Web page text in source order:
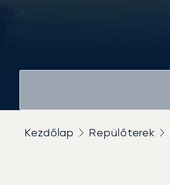
Kezdőlap Repülőterek